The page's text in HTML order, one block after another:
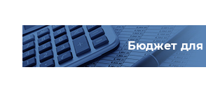
Бюджет для